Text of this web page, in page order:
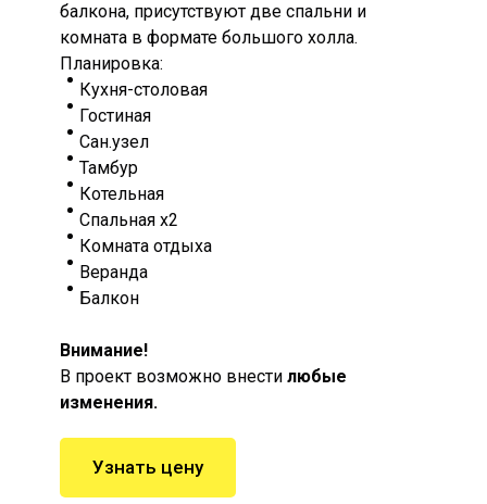
балкона, присутствуют две спальни и
комната в формате большого холла.
Планировка:
Кухня-столовая
Гостиная
Сан.узел
Тамбур
Котельная
Спальная х2
Комната отдыха
Веранда
Балкон
Внимание!
В проект возможно внести любые
изменения.
Узнать цену